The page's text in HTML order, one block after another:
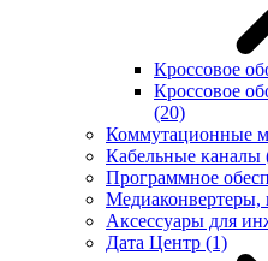
Кроссовое
Кроссовое
(20)
Коммутационные
Кабельные каналы
Программное
Медиаконвертеры,
Аксессуары для
Дата Центр (1)